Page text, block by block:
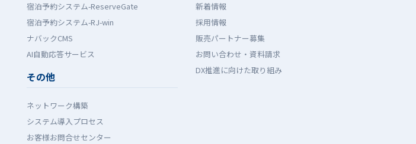
宿泊予約システム-ReserveGate
宿泊予約システム-RJ-win
ナバックCMS
AI自動応答サービス
その他
ネットワーク構築
システム導入プロセス
お客様お問合せセンター
新着情報
採用情報
販売パートナー募集
お問い合わせ・資料請求
DX推進に向けた取り組み